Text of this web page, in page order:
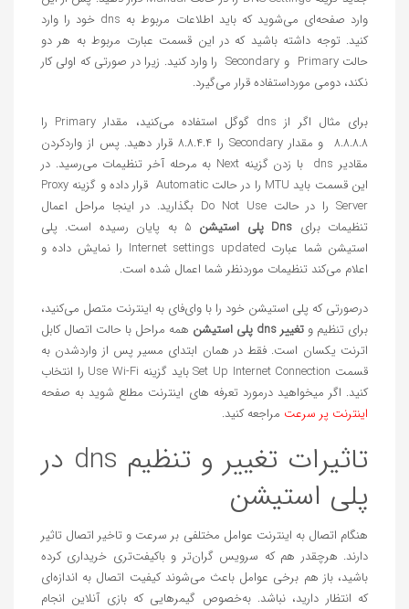
وارد صفحه‌ای می‌شوید که باید اطلاعات مربوط به dns خود را وارد
کنید. توجه داشته باشید که در این قسمت عبارت مربوط به هر دو
حالت Primary و Secondary را وارد کنید. زیرا در صورتی که اولی کار
نکند، دومی مورداستفاده قرار می‌گیرد.
برای مثال اگر از dns گوگل استفاده می‌کنید، مقدار Primary را
۸.۸.۸.۸ و مقدار Secondary را ۸.۸.۴.۴ قرار دهید. پس از واردکردن
مقادیر dns با زدن گزینه Next به مرحله آخر تنظیمات می‌رسید. در
این قسمت باید MTU را در حالت Automatic قرار داده و گزینه Proxy
Server را در حالت Do Not Use بگذارید. در اینجا مراحل اعمال
تنظیمات برای Dns پلی استیشن
۵ به پایان رسیده است. پلی
استیشن شما عبارت Internet settings updated را نمایش داده و
اعلام می‌کند تنظیمات موردنظر شما اعمال شده است.
درصورتی که پلی استیشن خود را با وای‌فای به اینترنت متصل می‌کنید،
برای تنظیم و تغییر dns پلی استیشن
همه مراحل با حالت اتصال کابل
اترنت یکسان است. فقط در همان ابتدای مسیر پس از واردشدن به
قسمت Set Up Internet Connection باید گزینه Use Wi-Fi را انتخاب
کنید. اگر میخواهید درمورد تعرفه های اینترنت مطلع شوید به صفحه
اینترنت پر سرعت مراجعه کنید.
تاثیرات تغییر و تنظیم dns در
پلی استیشن
هنگام اتصال به اینترنت عوامل مختلفی بر سرعت و تاخیر اتصال تاثیر
دارند. هرچقدر هم که سرویس گران‌تر و باکیفت‌تری خریداری کرده
باشید، باز هم برخی عوامل باعث می‌شوند کیفیت اتصال به اندازه‌ای
که انتظار دارید، نباشد. به‌خصوص گیمرهایی که بازی آنلاین انجام